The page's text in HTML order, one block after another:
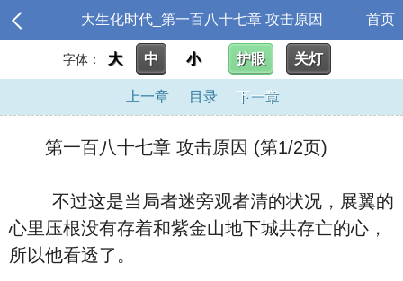
大生化时代_第一百八十七章 攻击原因 首页
字体： 大 中 小 护眼 关灯
上一章 目录 下一章
第一百八十七章 攻击原因 (第1/2页)
不过这是当局者迷旁观者清的状况，展翼的
心里压根没有存着和紫金山地下城共存亡的心，
所以他看透了。